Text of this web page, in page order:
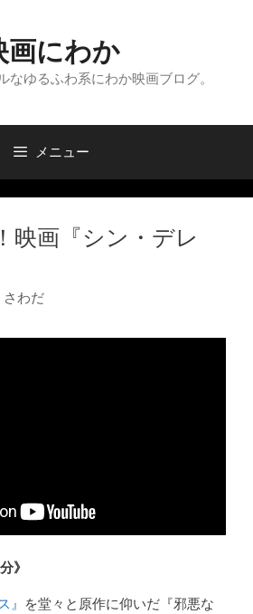
画にわか
なゆるふわ系にわか映画ブログ。
メニュー
映画『シン・デレ
さわだ
》
』 を堂々と原作に仰いだ『邪悪な